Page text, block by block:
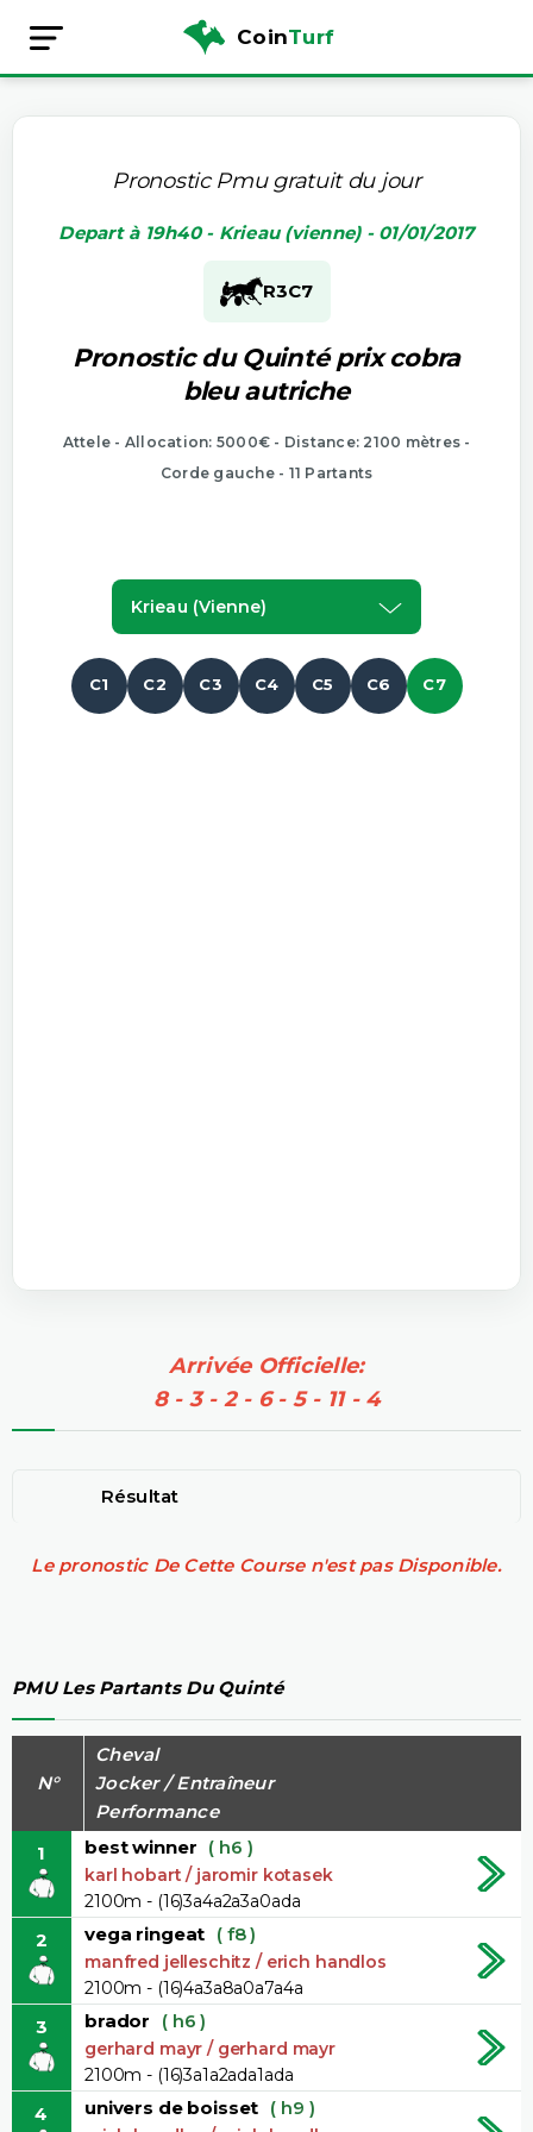
CoinTurf
Pronostic Pmu gratuit du jour
Depart à 19h40 - Krieau (vienne) - 01/01/2017
R3C7
Pronostic du Quinté prix cobra
bleu autriche
Attele - Allocation: 5000€ - Distance: 2100 mètres -
Corde gauche - 11 Partants
Krieau (vienne)
C1 C2 C3 C4 C5 C6 C7
Arrivée Officielle:
8 - 3 - 2 - 6 - 5 - 11 - 4
Résultat
Le pronostic De Cette Course n'est pas Disponible.
PMU Les Partants Du Quinté
N°
Cheval
Jocker / Entraîneur
Performance
1
best winner ( h6 )
karl hobart / jaromir kotasek
2100m - (16)3a4a2a3a0ada
2 vega ringeat ( f8 )
manfred jelleschitz / erich handlos
2100m - (16)4a3a8a0a7a4a
3 brador ( h6 )
gerhard mayr / gerhard mayr
2100m - (16)3a1a2ada1ada
4 univers de boisset ( h9 )